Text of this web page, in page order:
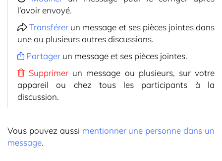
l’avoir envoyé.
Transférer un message et ses pièces jointes dans
une ou plusieurs autres discussions.
Partagerun message et ses pièces jointes.
Supprimer un message ou plusieurs, sur votre
appareil ou chez tous les participants à la
discussion.
Vous pouvez aussi mentionner une personne dans un
message.